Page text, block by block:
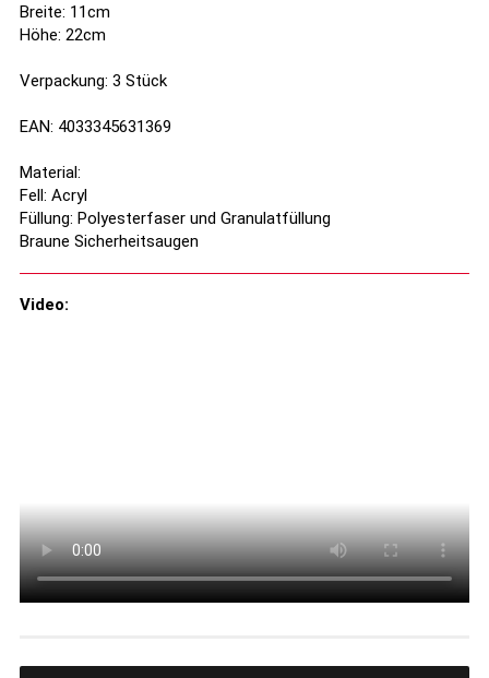
Breite: 11cm
Höhe: 22cm
Verpackung: 3 Stück
EAN: 4033345631369
Material:
Fell: Acryl
Füllung: Polyesterfaser und Granulatfüllung
Braune Sicherheitsaugen
Video: